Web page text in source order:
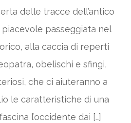
delle tracce dell’antico
piacevole passeggiata nel
alla caccia di reperti
obelischi e sfingi,
che ci aiuteranno a
le caratteristiche di una
l’occidente dai […]